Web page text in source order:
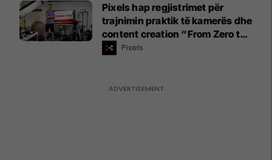
Pixels hap regjistrimet për
trajnimin praktik të kamerës dhe
content creation “From Zero to
Hero”Pixels